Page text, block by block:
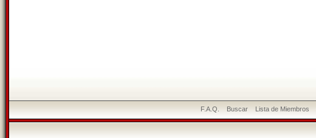
F.A.Q. Buscar Lista de Miembros